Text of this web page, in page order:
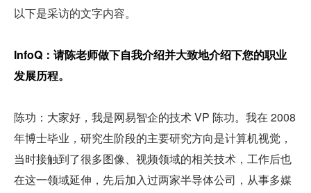
以下是采访的文字内容。
InfoQ：请陈老师做下自我介绍并大致地介绍下您的职业
发展历程。
陈功：大家好，我是网易智企的技术 VP 陈功。我在 2008
年博士毕业，研究生阶段的主要研究方向是计算机视觉，
当时接触到了很多图像、视频领域的相关技术，工作后也
在这一领域延伸，先后加入过两家半导体公司，从事多媒